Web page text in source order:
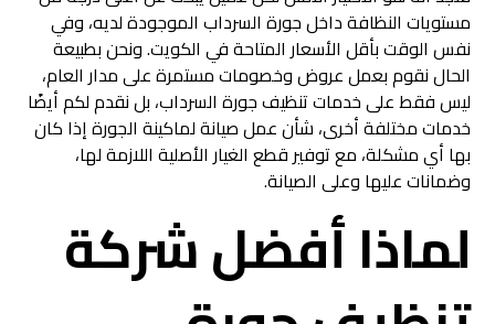
مستويات النظافة داخل جورة السرداب الموجودة لديه، وفي
نفس الوقت بأقل الأسعار المتاحة في الكويت. ونحن بطبيعة
الحال نقوم بعمل عروض وخصومات مستمرة على مدار العام،
ليس فقط على خدمات تنظيف جورة السرداب، بل نقدم لكم أيضًا
خدمات مختلفة أخرى، شأن عمل صيانة لماكينة الجورة إذا كان
بها أي مشكلة، مع توفير قطع الغيار الأصلية اللازمة لها،
وضمانات عليها وعلى الصيانة.
لماذا أفضل شركة